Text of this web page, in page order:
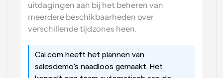
uitdagingen aan bij het beheren van
meerdere beschikbaarheden over
verschillende tijdzones heen.
Cal.com heeft het plannen van
salesdemo's naadloos gemaakt. Het